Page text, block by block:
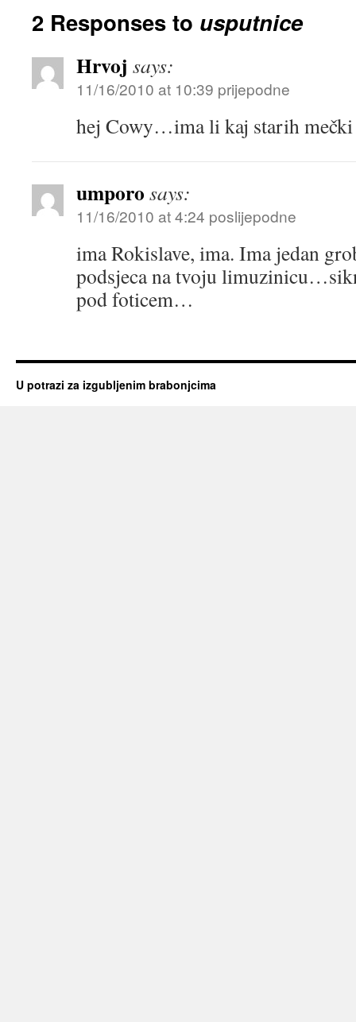
2 Responses to usputnice
Hrvoj says:
11/16/2010 at 10:39 prijepodne
hej Cowy…ima li kaj starih mečki
umporo says:
11/16/2010 at 4:24 poslijepodne
ima Rokislave, ima. Ima jedan
podsjeca na tvoju
pod foticem…
U potrazi za izgubljenim brabonjcima